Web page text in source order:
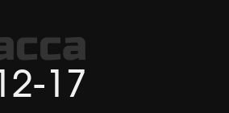
17